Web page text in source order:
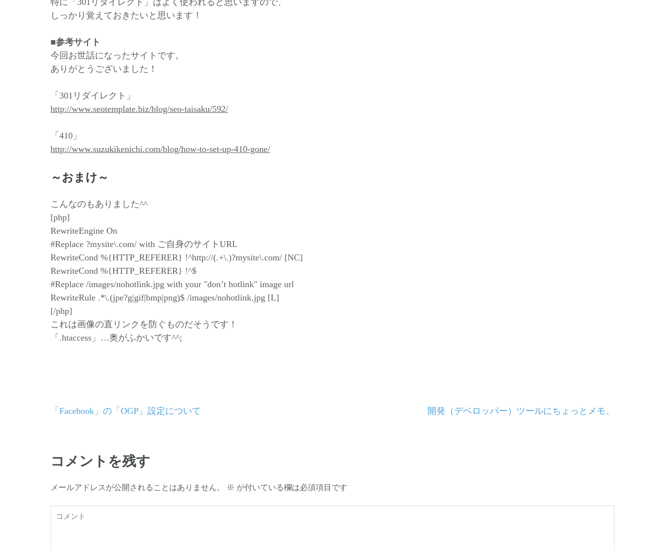
特に「301リダイレクト」はよく使われると思いますので、
しっかり覚えておきたいと思います！
■参考サイト
今回お世話になったサイトです。
ありがとうございました！
「301リダイレクト」
http://www.seotemplate.biz/blog/seo-taisaku/592/
「410」
http://www.suzukikenichi.com/blog/how-to-set-up-410-gone/
～おまけ～
こんなのもありました^^
[php]
RewriteEngine On
#Replace ?mysite\.com/ with ご自身のサイトURL
RewriteCond %{HTTP_REFERER} !^http://(.+\.)?mysite\.com/ [NC]
RewriteCond %{HTTP_REFERER} !^$
#Replace /images/nohotlink.jpg with your "don’t hotlink" image url
RewriteRule .*\.(jpe?g|gif|bmp|png)$ /images/nohotlink.jpg [L]
[/php]
これは画像の直リンクを防ぐものだそうです！
「.htaccess」…奥がふかいです^^;
投
ナ
ゲ
ー
「Facebook」の「OGP」設定について 開発（デベロッパー）ツールにちょっとメモ。
コメントを残す
メールアドレスが公開されることはありません。 ※ が付いている欄は必須項目です